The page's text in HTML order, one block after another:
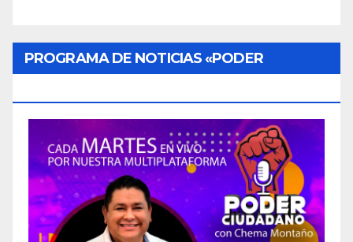
PROGRAMA DE NOTICIAS «PODER